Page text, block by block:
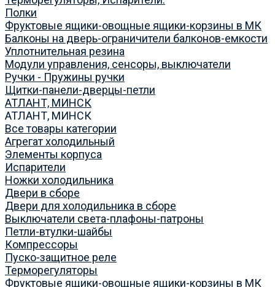
Полки
Фруктовые ящики-овощные ящики-корзины в МК
Балконы на дверь-ограничители балконов-емкости
Уплотнительная резина
Модули управления, сенсоры, выключатели
Ручки - Пружины ручки
Щитки-панели-дверцы-петли
АТЛАНТ, МИНСК
АТЛАНТ, МИНСК
Все товары категории
Агрегат холодильный
Элементы корпуса
Испарители
Ножки холодильника
Двери в сборе
Двери для холодильника в сборе
Выключатели света-плафоны-патроны
Петли-втулки-шайбы
Компрессоры
Пуско-защитное реле
Терморегуляторы
Фруктовые ящики-овощные ящики-корзины в МК